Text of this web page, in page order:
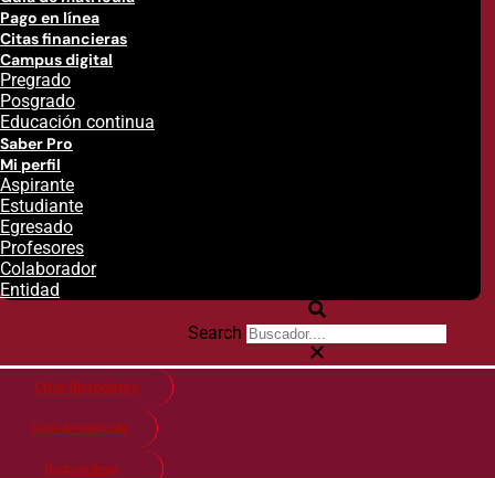
Pago en línea
Citas financieras
Campus digital
Pregrado
Posgrado
Educación continua
Saber Pro
Mi perfil
Aspirante
Estudiante
Egresado
Profesores
Colaborador
Entidad
Search
Citas financieras
Guía de matricula
Pago en línea